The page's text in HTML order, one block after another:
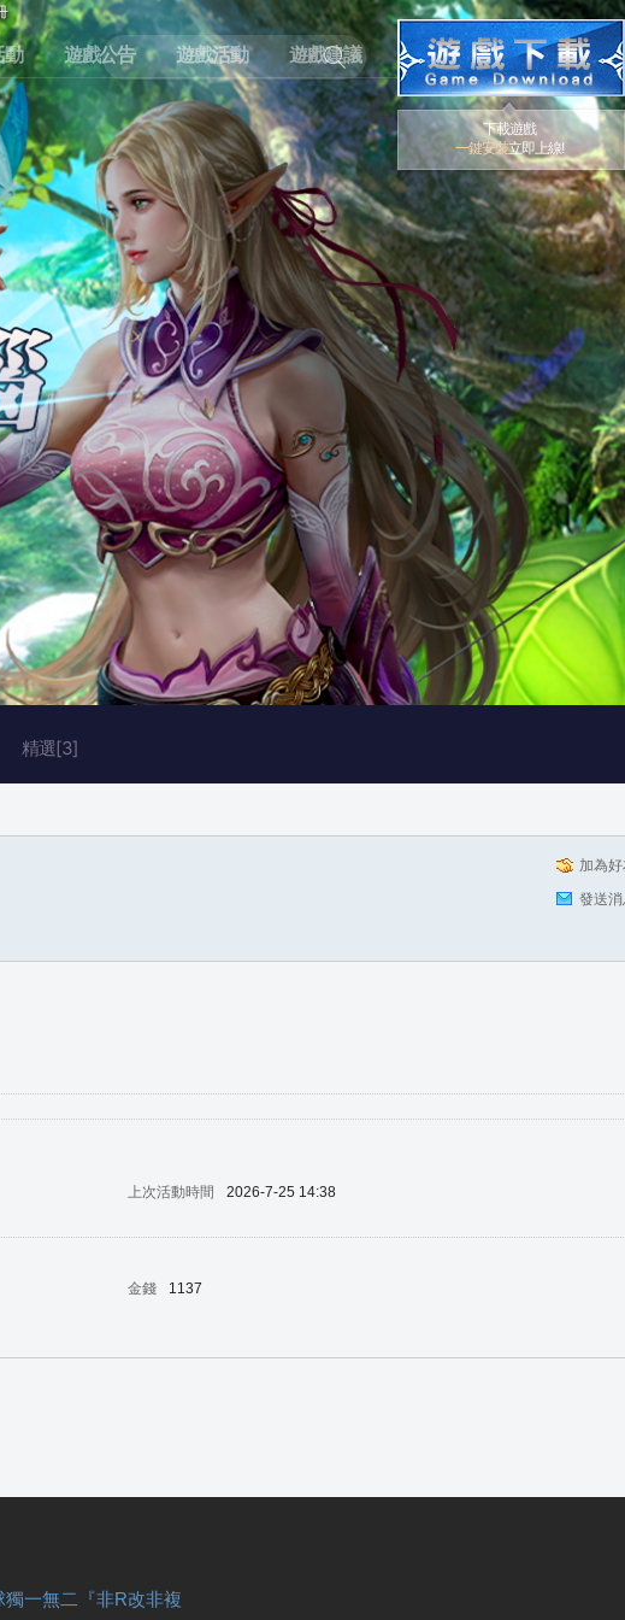
動 遊戲公告 遊戲活動 遊戲建議
下載遊戲
一鍵安裝立即上線!
精選[3]
加為
發送
上次活動時間
2026-7-25 14:38
金錢
1137
一無二『非R改非複